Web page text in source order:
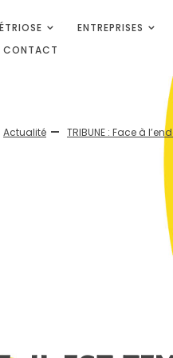
ENTREPRISES
CONTACT
Actualité TRIBUNE : Face à